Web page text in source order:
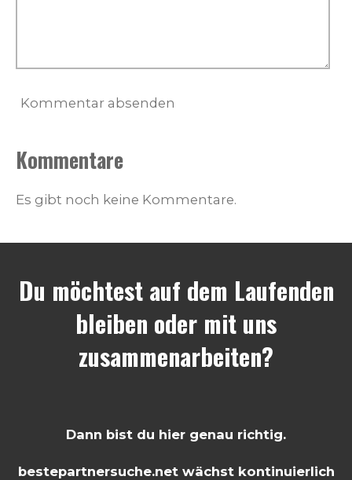
Kommentar absenden
Kommentare
Es gibt noch keine Kommentare.
Du möchtest auf dem Laufenden
bleiben oder mit uns
zusammenarbeiten?
Dann bist du hier genau richtig.
bestepartnersuche.net wächst kontinuierlich